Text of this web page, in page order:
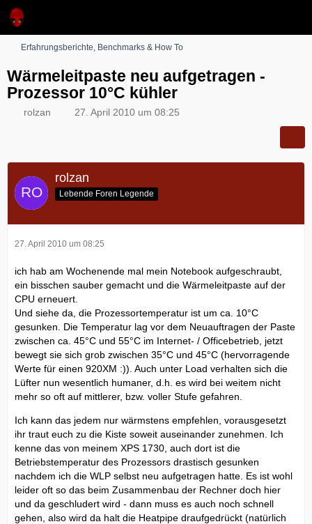
Erfahrungsberichte, Benchmarks & How To
Wärmeleitpaste neu aufgetragen -
Prozessor 10°C kühler
rolzan 27. April 2010 um 08:25
rolzan
Lebende Foren Legende
27. April 2010 um 08:25
ich hab am Wochenende mal mein Notebook aufgeschraubt,
ein bisschen sauber gemacht und die Wärmeleitpaste auf der
CPU erneuert.
Und siehe da, die Prozessortemperatur ist um ca. 10°C
gesunken. Die Temperatur lag vor dem Neuauftragen der Paste
zwischen ca. 45°C und 55°C im Internet- / Officebetrieb, jetzt
bewegt sie sich grob zwischen 35°C und 45°C (hervorragende
Werte für einen 920XM :)). Auch unter Load verhalten sich die
Lüfter nun wesentlich humaner, d.h. es wird bei weitem nicht
mehr so oft auf mittlerer, bzw. voller Stufe gefahren.
Ich kann das jedem nur wärmstens empfehlen, vorausgesetzt
ihr traut euch zu die Kiste soweit auseinander zunehmen. Ich
kenne das von meinem XPS 1730, auch dort ist die
Betriebstemperatur des Prozessors drastisch gesunken
nachdem ich die WLP selbst neu aufgetragen hatte. Es ist wohl
leider oft so das beim Zusammenbau der Rechner doch hier
und da geschludert wird - dann muss es auch noch schnell
gehen, also wird da halt die Heatpipe draufgedrückt (natürlich